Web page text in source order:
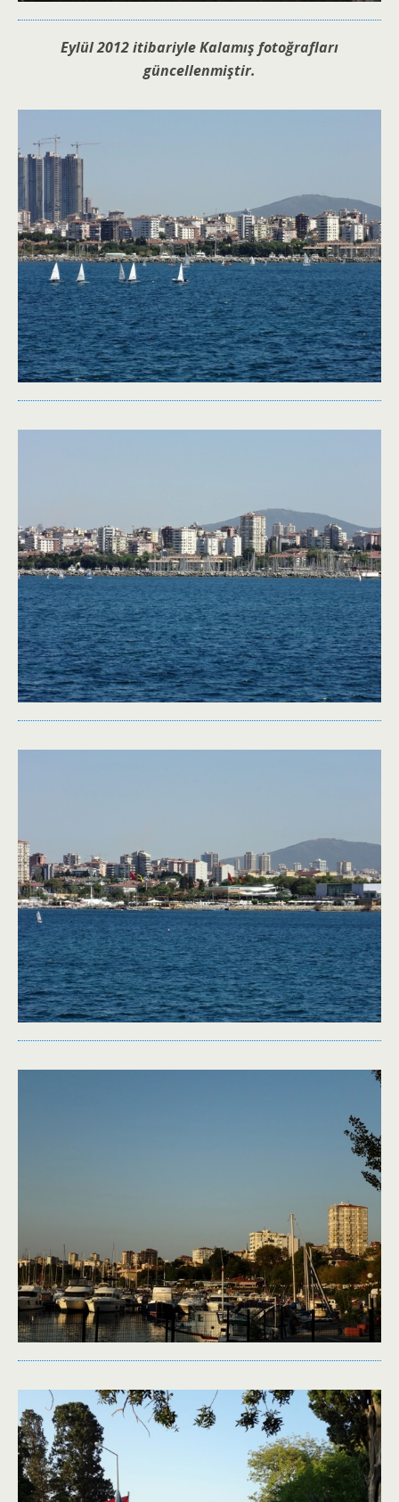
Eylül 2012 itibariyle Kalamış fotoğrafları
güncellenmiştir.